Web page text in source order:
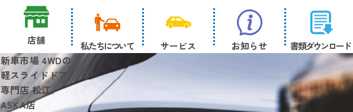
店舗
新車市場 4WDの
軽スライドドア
専門店 松江
ASKA店
私たちについて サービス お知らせ 書類ダウンロード